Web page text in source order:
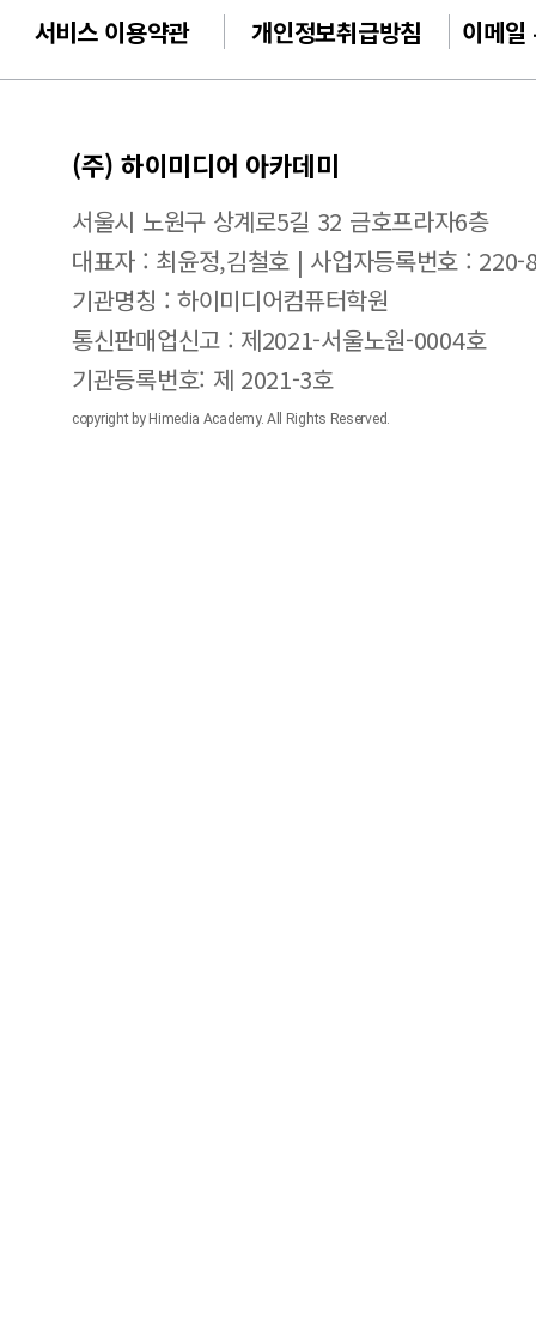
서비스 이용약관 개인정보취급방침 이메일
(주) 하이미디어 아카데미
서울시 노원구 상계로5길 32 금호프라자6층
대표자 : 최윤정,김철호 | 사업자등록번호 :
기관명칭 : 하이미디어컴퓨터학원
통신판매업신고 : 제2021-서울노원-0004호
기관등록번호: 제 2021-3호
copyright by Himedia Academy. All Rights Reserved.